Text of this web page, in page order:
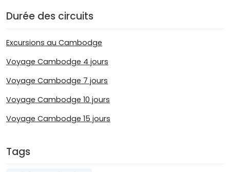
Durée des circuits
Excursions au Cambodge
Voyage Cambodge 4 jours
Voyage Cambodge 7 jours
Voyage Cambodge 10 jours
Voyage Cambodge 15 jours
Tags